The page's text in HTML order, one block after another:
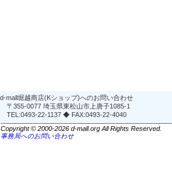
d-mall堀越商店(Kショップ)へのお問い合わせ
〒355-0077 埼玉県東松山市上唐子1085-1
TEL:0493-22-1137 ◆ FAX:0493-22-4040
Copyright © 2000-2026 d-mall.org All Rights Reserved.
事務局へのお問い合わせ